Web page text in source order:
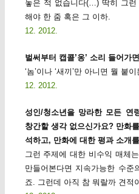
놓은 적 없습니다(…) 딱히 그
해야 한 줌 혹은 그 이하.
12. 2012.
벌써부터 캡콜’옹’ 소리 들어가
‘놈’이나 ‘새끼’만 아니면 뭘 붙
12. 2012.
성인/청소년을 망라한 모든 연
창간할 생각 없으신가요? 만화
석하고, 만화에 대한 평과 소개
그런 주제에 대한 비수익 매체
만들어본다면 지속가능한 수
죠. 그런데 아직 참 뭐랄까 견적